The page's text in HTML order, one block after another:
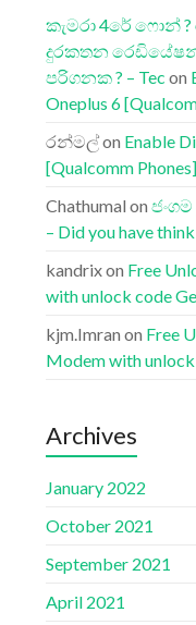
කැමරා 4රේ ෆොන්
දුරකතන
පරිගනක ? – Tec on
Oneplus 6
රන්මල්on Enable
[Qualcomm
Chathumal on
– Did you have
kandrixon Free
with unlock code
kjm.Imran on Free
Modem with
Archives
January 2022
October 2021
September 2021
April 2021